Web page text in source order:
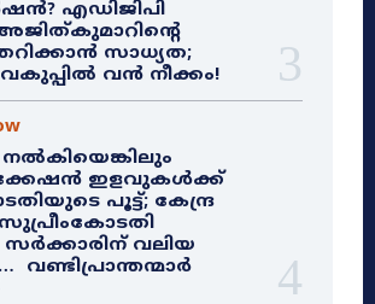
എഡിജിപി
സാധ്യത;
വൻ നീക്കം!
നൽകിയെങ്കിലും
ഇളവുകൾക്ക്
പൂട്ട്; കേന്ദ്ര
വലിയ
വണ്ടിപ്രാന്തന്മാർ